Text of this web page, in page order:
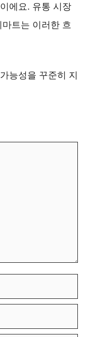
에요. 유통 시장
트는 이러한 흐
능성을 꾸준히 지